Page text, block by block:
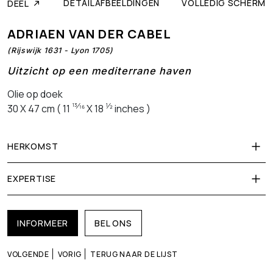
DEEL DETAILAFBEELDINGEN VOLLEDIG SCHERM
ADRIAEN VAN DER CABEL
(Rijswijk 1631 - Lyon 1705)
Uitzicht op een mediterrane haven
Olie op doek
30 X 47 cm ( 11 13⁄16X 18 1⁄2inches )
HERKOMST
EXPERTISE
INFORMEER BEL ONS
VOLGENDE VORIG TERUG NAAR DE LIJST